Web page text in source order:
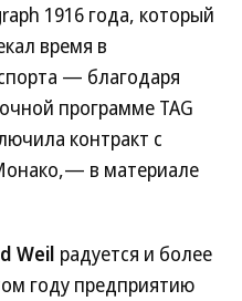
1916 года, который
время в
— благодаря
программе TAG
контракт с
в материале
Weil радуется и более
году предприятию